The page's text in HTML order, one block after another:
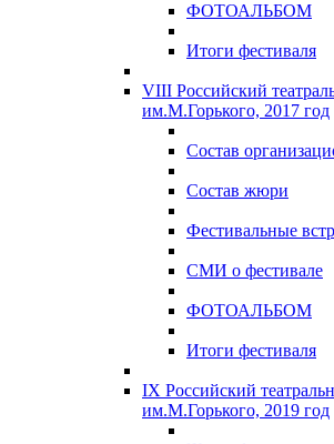
ФОТОАЛЬБОМ
Итоги фестиваля
VIII Российский
им.М.Горького, 2017 год
Состав
Состав жюри
Фестивальные
СМИ о фестивале
ФОТОАЛЬБОМ
Итоги фестиваля
IX Российский
им.М.Горького, 2019 год